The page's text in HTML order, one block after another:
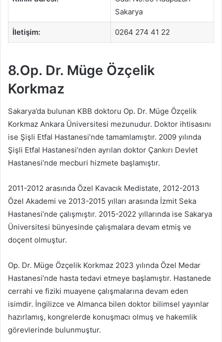
Sakarya
İletişim: 0264 274 41 22
8.Op. Dr. Müge Özçelik
Korkmaz
Sakarya’da bulunan KBB doktoru Op. Dr. Müge Özçelik
Korkmaz Ankara Üniversitesi mezunudur. Doktor ihtisasını
ise Şişli Etfal Hastanesi’nde tamamlamıştır. 2009 yılında
Şişli Etfal Hastanesi’nden ayrılan doktor Çankırı Devlet
Hastanesi’nde mecburi hizmete başlamıştır.
2011-2012 arasında Özel Kavacık Medistate, 2012-2013
Özel Akademi ve 2013-2015 yılları arasında İzmit Seka
Hastanesi’nde çalışmıştır. 2015-2022 yıllarında ise Sakarya
Üniversitesi bünyesinde çalışmalara devam etmiş ve
doçent olmuştur.
Op. Dr. Müge Özçelik Korkmaz 2023 yılında Özel Medar
Hastanesi’nde hasta tedavi etmeye başlamıştır. Hastanede
cerrahi ve fiziki muayene çalışmalarına devam eden
isimdir. İngilizce ve Almanca bilen doktor bilimsel yayınlar
hazırlamış, kongrelerde konuşmacı olmuş ve hakemlik
görevlerinde bulunmuştur.